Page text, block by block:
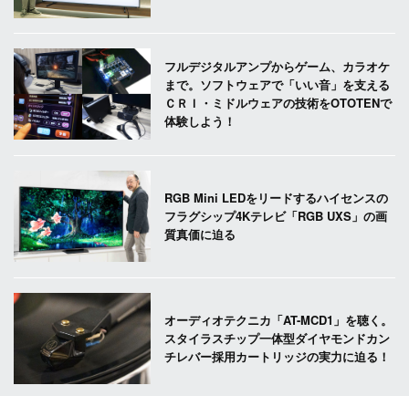
フルデジタルアンプからゲーム、カラオケ
まで。ソフトウェアで「いい音」を支える
ＣＲＩ・ミドルウェアの技術をOTOTENで
体験しよう！
RGB Mini LEDをリードするハイセンスの
フラグシップ4Kテレビ「RGB UXS」の画
質真価に迫る
オーディオテクニカ「AT-MCD1」を聴く。
スタイラスチップ一体型ダイヤモンドカン
チレバー採用カートリッジの実力に迫る！